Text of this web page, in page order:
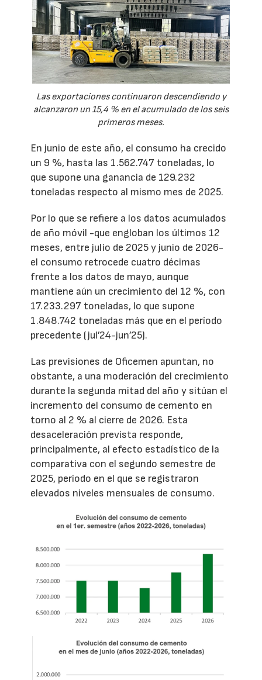
Las exportaciones continuaron descendiendo y
alcanzaron un 15,4 % en el acumulado de los seis
primeros meses.
En junio de este año, el consumo ha crecido
un 9 %, hasta las 1.562.747 toneladas, lo
que supone una ganancia de 129.232
toneladas respecto al mismo mes de 2025.
Por lo que se refiere a los datos acumulados
de año móvil -que engloban los últimos 12
meses, entre julio de 2025 y junio de 2026-
el consumo retrocede cuatro décimas
frente a los datos de mayo, aunque
mantiene aún un crecimiento del 12 %, con
17.233.297 toneladas, lo que supone
1.848.742 toneladas más que en el período
precedente (jul’24-jun’25).
Las previsiones de Oficemen apuntan, no
obstante, a una moderación del crecimiento
durante la segunda mitad del año y sitúan el
incremento del consumo de cemento en
torno al 2 % al cierre de 2026. Esta
desaceleración prevista responde,
principalmente, al efecto estadístico de la
comparativa con el segundo semestre de
2025, período en el que se registraron
elevados niveles mensuales de consumo.